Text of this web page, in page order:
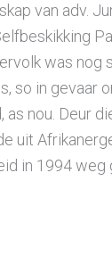
van adv.
was nog
so in gevaar
nou. Deur
uit
in 1994 weg